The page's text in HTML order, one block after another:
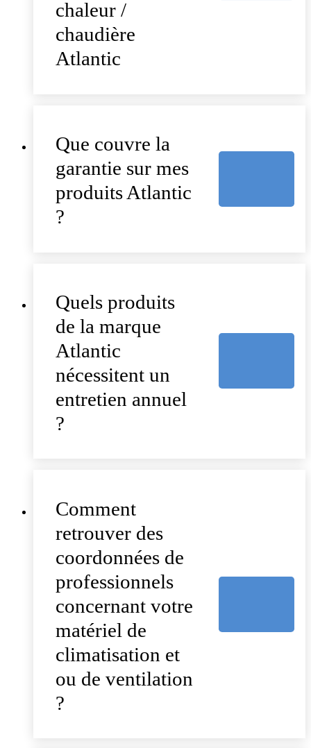
chaleur /
chaudière
Atlantic
Que couvre la
garantie sur mes
produits Atlantic
?
Quels produits
de la marque
Atlantic
nécessitent un
entretien annuel
?
Comment
retrouver des
coordonnées de
professionnels
concernant votre
matériel de
climatisation et
ou de ventilation
?